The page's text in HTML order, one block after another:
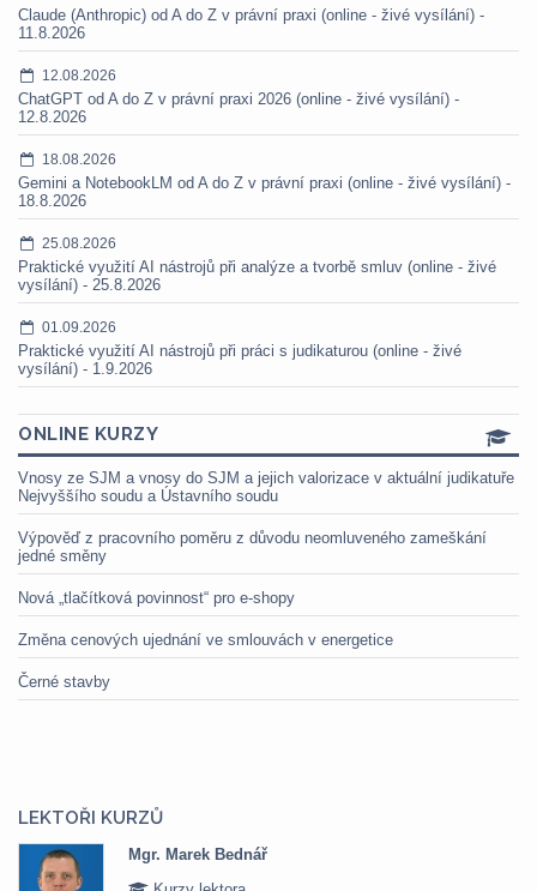
Claude (Anthropic) od A do Z v právní praxi (online - živé vysílání) -
11.8.2026
12.08.2026
ChatGPT od A do Z v právní praxi 2026 (online - živé vysílání) -
12.8.2026
18.08.2026
Gemini a NotebookLM od A do Z v právní praxi (online - živé vysílání) -
18.8.2026
25.08.2026
Praktické využití AI nástrojů při analýze a tvorbě smluv (online - živé
vysílání) - 25.8.2026
01.09.2026
Praktické využití AI nástrojů při práci s judikaturou (online - živé
vysílání) - 1.9.2026
ONLINE KURZY
Vnosy ze SJM a vnosy do SJM a jejich valorizace v aktuální judikatuře
Nejvyššího soudu a Ústavního soudu
Výpověď z pracovního poměru z důvodu neomluveného zameškání
jedné směny
Nová „tlačítková povinnost“ pro e-shopy
Změna cenových ujednání ve smlouvách v energetice
Černé stavby
LEKTOŘI KURZŮ
Mgr. Marek Bednář